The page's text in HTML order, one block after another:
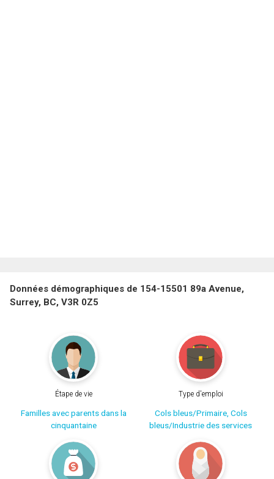
Données démographiques de 154-15501 89a Avenue,
Surrey, BC, V3R 0Z5
Étape de vie
Familles avec parents dans la
cinquantaine
Type d'emploi
Cols bleus/Primaire, Cols
bleus/Industrie des services